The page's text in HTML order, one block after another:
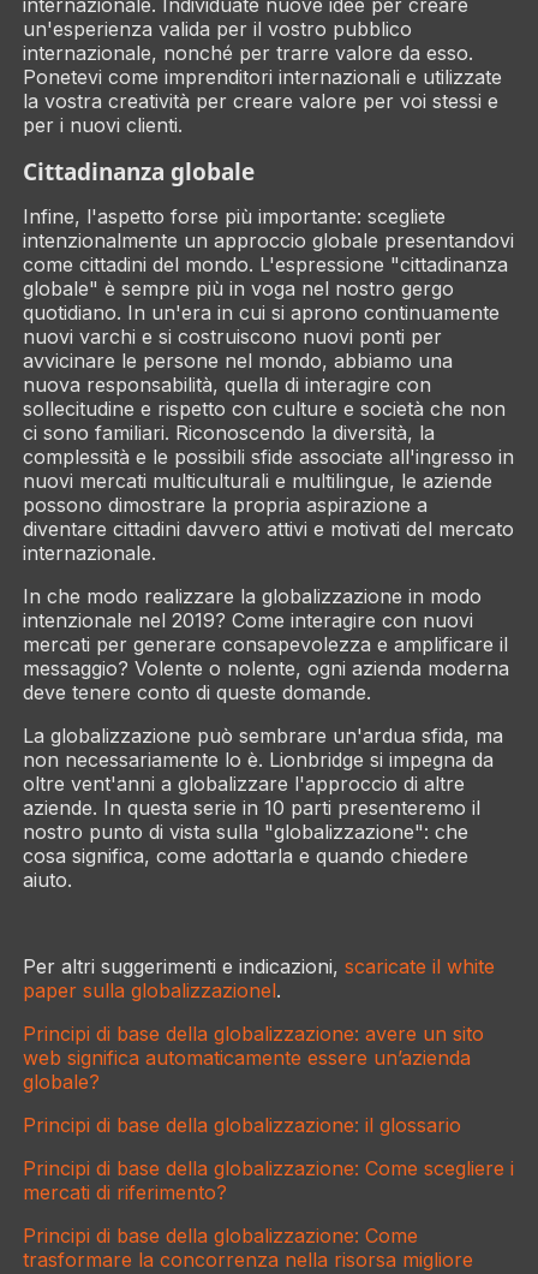
un'esperienza valida peril vostro pubblico
internazionale, nonché per trarre valore da esso.
Ponetevi come imprenditori internazionali e utilizzate
la vostra creatività per creare valore per voi stessi e
per i nuovi clienti.
Cittadinanza globale
Infine, l'aspetto forse più importante: scegliete
intenzionalmente un approccio globale presentandovi
come cittadini del mondo. L'espressione "cittadinanza
globale" è sempre più in voga nel nostro gergo
quotidiano. In un'era in cui si aprono continuamente
nuovi varchi e si costruiscono nuovi ponti per
avvicinare le persone nel mondo, abbiamo una
nuova responsabilità, quella di interagire con
sollecitudine e rispetto con culture e società che non
ci sono familiari. Riconoscendo la diversità, la
complessità e le possibili sfide associate all'ingresso in
nuovi mercati multiculturali e multilingue, le aziende
possono dimostrare la propria aspirazione a
diventare cittadini davvero attivi e motivati del mercato
internazionale.
In che modo realizzare la globalizzazione in modo
intenzionale nel 2019? Come interagire con nuovi
mercati per generare consapevolezza e amplificare il
messaggio? Volente o nolente, ogni azienda moderna
deve tenere conto di queste domande.
La globalizzazione può sembrare un'ardua sfida, ma
non necessariamente lo è. Lionbridge si impegna da
oltre vent'anni a globalizzare l'approccio di altre
aziende. In questa serie in 10 parti presenteremo il
nostro punto di vista sulla "globalizzazione": che
cosa significa, come adottarla e quando chiedere
aiuto.
Per altri suggerimenti e indicazioni, scaricate il white
paper sulla globalizzazionel.
Principi di base della globalizzazione: avere un sito
web significa automaticamente essere un’azienda
globale?
Principi di base della globalizzazione: il glossario
Principi di base della globalizzazione: Come scegliere i
mercati di riferimento?
Principi di base della globalizzazione: Come
trasformare la concorrenza nella risorsa migliore